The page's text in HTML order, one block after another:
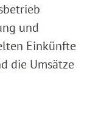
und
Einkünfte
die Umsätze